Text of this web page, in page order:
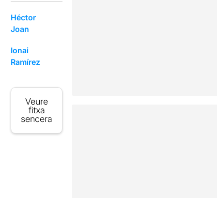
Héctor
Joan
Ionai
Ramírez
Veure
fitxa
sencera